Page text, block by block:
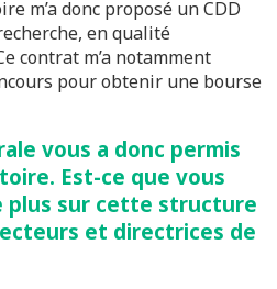
m’a donc proposé un CDD
en qualité
contrat m’a notamment
pour obtenir une bourse
vous a donc permis
Est-ce que vous
plus sur cette structure
et directrices de